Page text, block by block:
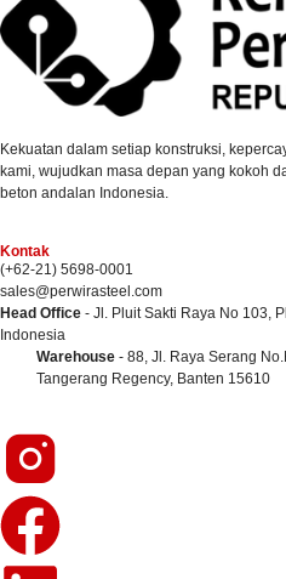
Kekuatan dalam setiap konstruksi,
kami, wujudkan masa depan yang kokoh
beton andalan Indonesia.
Kontak
(+62-21) 5698-0001
sales@perwirasteel.com
Head Office - Jl. Pluit Sakti Raya No 103,
Indonesia
Warehouse - 88, Jl. Raya Serang
Tangerang Regency, Banten 15610